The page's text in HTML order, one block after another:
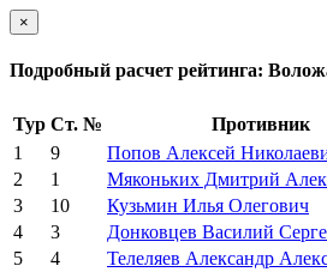
×
Подробный расчет рейтинга:
Тур Ст. № Противник
1
9 Попов Алексей
2
1 Мяконьких Дмитрий
3
10 Кузьмин Илья Олегович
4
3 Донковцев Василий
5
4 Телеляев Александр